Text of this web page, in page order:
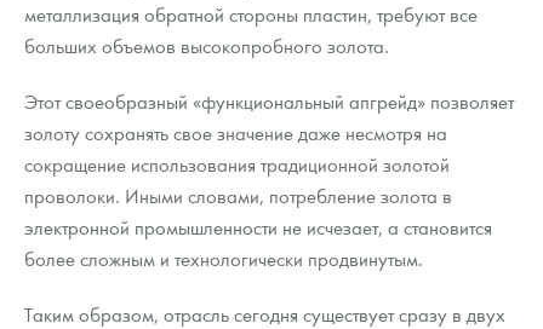
металлизация обратной стороны пластин, требуют все
больших объемов высокопробного золота.
Этот своеобразный «функциональный апгрейд» позволяет
золоту сохранять свое значение даже несмотря на
сокращение использования традиционной золотой
проволоки. Иными словами, потребление золота в
электронной промышленности не исчезает, а становится
более сложным и технологически продвинутым.
Таким образом, отрасль сегодня существует сразу в двух